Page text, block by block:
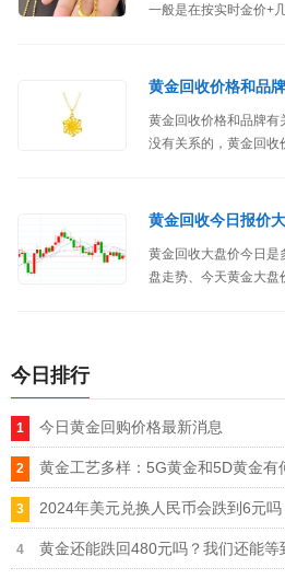
一般是在按实时金价+
黄金回收价格和品牌有
没有关系的，黄金回收
黄金回收今日报价
黄金回收大盘价今日是
盘走势、今天黄金大盘
今日排行
今日黄金回购价格最新消息
黄金工艺多样：5G黄金和5D黄金有
2024年美元兑换人民币会跌到6元吗
黄金还能跌回480元吗？我们还能